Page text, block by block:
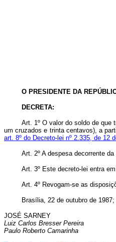
O PRESIDENTE DA
DECRETA:
Art. 1º O valor do soldo de que
um cruzados e trinta centavos), a
art. 8º do Decreto-lei nº 2.335, de 12
Art. 2º A despesa decorrente
Art. 3º Este decreto-lei entra
Art. 4º Revogam-se as
Brasília, 22 de outubro de
JOSÉ SARNEY
Luiz Carlos Bresser Pereira
Paulo Roberto Camarinha